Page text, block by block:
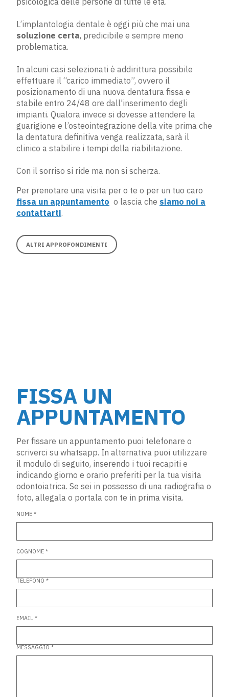
L’implantologia dentale è oggi più che mai una
soluzione certa, predicibile e sempre meno
problematica.
In alcuni casi selezionati è addirittura possibile
effettuare il “carico immediato”, ovvero il
posizionamento di una nuova dentatura fissa e
stabile entro 24/48 ore dall'inserimento degli
impianti. Qualora invece si dovesse attendere la
guarigione e l’osteointegrazione della vite prima che
la dentatura definitiva venga realizzata, sarà il
clinico a stabilire i tempi della riabilitazione.
Con il sorriso si ride ma non si scherza.
Per prenotare una visita per o te o per un tuo caro ​
fissa un appuntamento ​ o lascia che ​ siamo noi a
contattarti​.
ALTRI APPROFONDIMENTI
FISSA UN
APPUNTAMENTO
Per fissare un appuntamento puoi telefonare o
scriverci su whatsapp. In alternativa puoi utilizzare
il modulo di seguito, inserendo i tuoi recapiti e
indicando giorno e orario preferiti per la tua visita
odontoiatrica. Se sei in possesso di una radiografia o
foto, allegala o portala con te in prima visita.
NOME *
COGNOME *
TELEFONO *
EMAIL *
MESSAGGIO *